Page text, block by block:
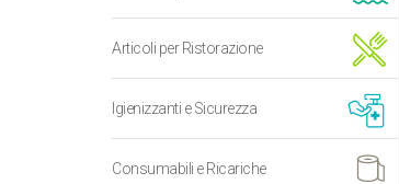
Articoli per Ristorazione
Igienizzanti e Sicurezza
Consumabili e Ricariche